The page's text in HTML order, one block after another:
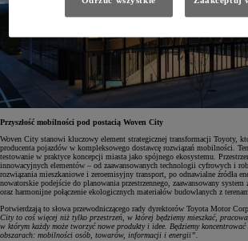
Przyszłość mobilności pod postacią Woven City
Woven City stanowi kluczowy element strategicznej transformacji Toyoty,
producenta pojazdów w kompleksowego dostawcę rozwiązań mobilności.
testowanie w praktyce koncepcji miasta jako spójnego ekosystemu.
innowacyjnych elementów – od zaawansowanych technologii cyfrowych i
rozwiązania mieszkaniowe i zeroemisyjny transport, po odnawialne źródła
nowatorskie podejście do planowania przestrzennego, zaawansowany
oraz harmonijne połączenie ekologicznych materiałów budowlanych z
Potwierdzają to słowa przewodniczącego rady dyrektorów Toyota Motor
City to coś więcej niż tylko przestrzeń, w której będziemy mieszkać,
w którym każdy może tworzyć nowe produkty i idee. Będziemy koncentrować
obszarach: mobilności osób, towarów, informacji i energii”.